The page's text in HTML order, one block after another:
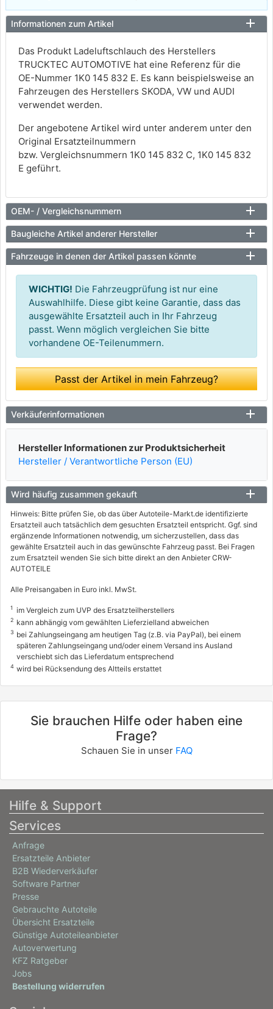
Informationen zum Artikel
Das Produkt Ladeluftschlauch des Herstellers
TRUCKTEC AUTOMOTIVE hat eine Referenz für die
OE-Nummer 1K0 145 832 E. Es kann beispielsweise an
Fahrzeugen des Herstellers SKODA, VW und AUDI
verwendet werden.
Der angebotene Artikel wird unter anderem unter den
Original Ersatzteilnummern
bzw. Vergleichsnummern 1K0 145 832 C, 1K0 145 832
E geführt.
OEM- / Vergleichsnummern
Baugleiche Artikel anderer Hersteller
Fahrzeuge in denen der Artikel passen könnte
WICHTIG! Die Fahrzeugprüfung ist nur eine
Auswahlhilfe. Diese gibt keine Garantie, dass das
ausgewählte Ersatzteil auch in Ihr Fahrzeug
passt. Wenn möglich vergleichen Sie bitte
vorhandene OE-Teilenummern.
Passt der Artikel in mein Fahrzeug?
Verkäuferinformationen
Hersteller Informationen zur Produktsicherheit
Hersteller / Verantwortliche Person (EU)
Wird häufig zusammen gekauft
Hinweis: Bitte prüfen Sie, ob das über Autoteile-Markt.de identifizierte
Ersatzteil auch tatsächlich dem gesuchten Ersatzteil entspricht. Ggf. sind
ergänzende Informationen notwendig, um sicherzustellen, dass das
gewählte Ersatzteil auch in das gewünschte Fahrzeug passt. Bei Fragen
zum Ersatzteil wenden Sie sich bitte direkt an den Anbieter CRW-
AUTOTEILE
Alle Preisangaben in Euro inkl. MwSt.
1 im Vergleich zum UVP des Ersatzteilherstellers
2 kann abhängig vom gewählten Lieferzielland abweichen
3 bei Zahlungseingang am heutigen Tag (z.B. via PayPal), bei einem
späteren Zahlungseingang und/oder einem Versand ins Ausland
verschiebt sich das Lieferdatum entsprechend
4 wird bei Rücksendung des Altteils erstattet
Sie brauchen Hilfe oder haben eine
Frage?
Schauen Sie in unser FAQ
Hilfe & Support
Services
Anfrage
Ersatzteile Anbieter
B2B Wiederverkäufer
Software Partner
Presse
Gebrauchte Autoteile
Übersicht Ersatzteile
Günstige Autoteileanbieter
Autoverwertung
KFZ Ratgeber
Jobs
Bestellung widerrufen